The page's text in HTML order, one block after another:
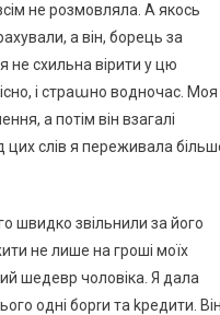
не розмовляла. А якось
а він, борець за
не схильна вірити у цю
і страաно водночас. Моя
а потім він взагалі
цих слів я переживала
швидко звільнили за його
не лише на гроші моїх
шедевр чоловіка. Я дала
одні борrи та kредити.